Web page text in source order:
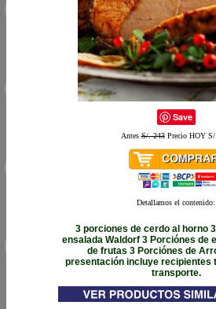
Save
AntesS/. 243Precio HOY S/
Detallamos el contenido:
3 porciones de cerdo al horno
ensalada Waldorf 3 Porciónes de
de frutas 3 Porciónes de
presentación incluye recipientes
transporte.